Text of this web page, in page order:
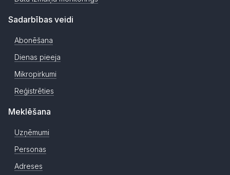
Sadarbības veidi
Abonēšana
Dienas pieeja
Mikropirkumi
Reģistrēties
Meklēšana
Uzņēmumi
Personas
Adreses